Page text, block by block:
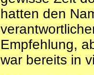
hatten den
Empfehlung,
war bereits in